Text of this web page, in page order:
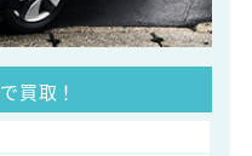
で買取！